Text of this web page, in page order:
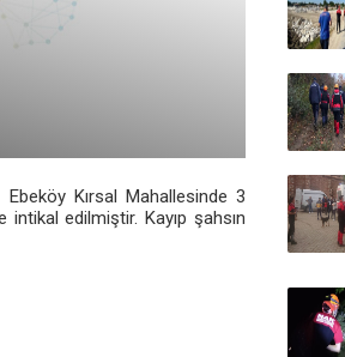
Kırsal Mahallesinde 3
edilmiştir. Kayıp şahsın